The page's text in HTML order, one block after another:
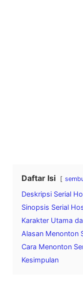
Daftar Isi
Deskripsi Serial
Sinopsis Serial
Karakter Utama
Alasan Menonton
Cara Menonton
Kesimpulan